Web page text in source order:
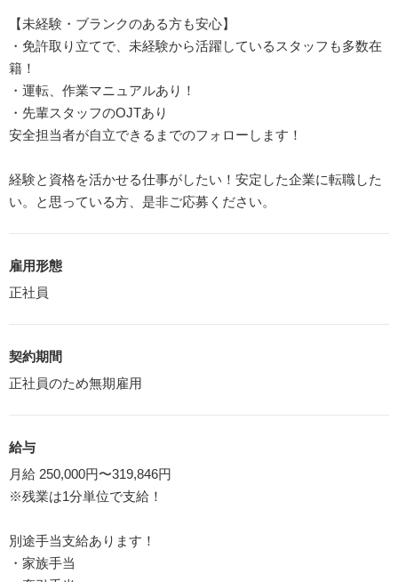
【未経験・ブランクのある方も安心】
・免許取り立てで、未経験から活躍しているスタッフも多数在
籍！
・運転、作業マニュアルあり！
・先輩スタッフのOJTあり
安全担当者が自立できるまでのフォローします！
経験と資格を活かせる仕事がしたい！安定した企業に転職した
い。と思っている方、是非ご応募ください。
雇用形態
正社員
契約期間
正社員のため無期雇用
給与
月給 250,000円〜319,846円
※残業は1分単位で支給！
別途手当支給あります！
・家族手当